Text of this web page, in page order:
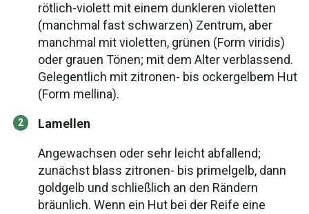
rötlich-violett mit einem dunkleren violetten
(manchmal fast schwarzen) Zentrum, aber
manchmal mit violetten, grünen (Form viridis)
oder grauen Tönen; mit dem Alter verblassend.
Gelegentlich mit zitronen- bis ockergelbem Hut
(Form mellina).
Lamellen
Angewachsen oder sehr leicht abfallend;
zunächst blass zitronen- bis primelgelb, dann
goldgelb und schließlich an den Rändern
bräunlich. Wenn ein Hut bei der Reife eine